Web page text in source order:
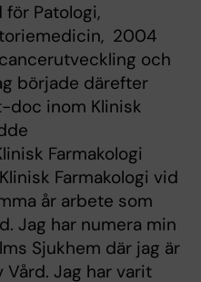
Patologi,
2004
och
började därefter
doc inom Klinisk
Farmakologi
Farmakologi vid
år arbete som
Jag har numera min
Sjukhem där jag är
Vård. Jag har varit